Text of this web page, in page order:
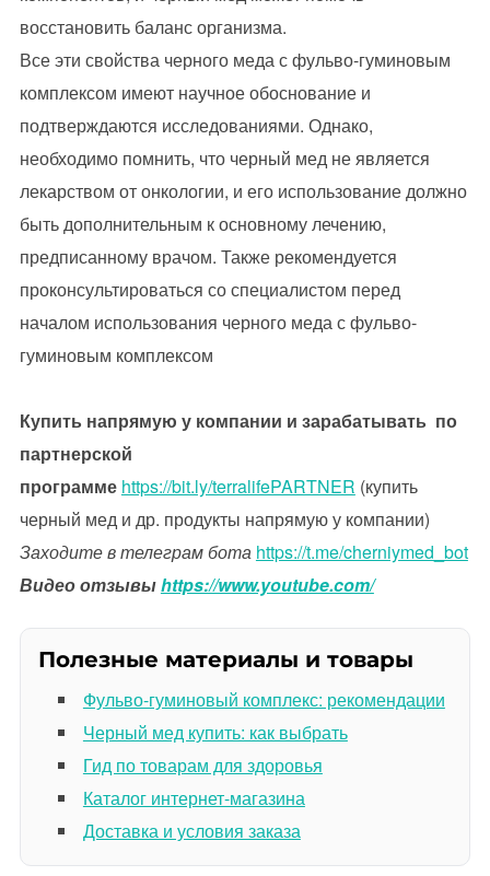
восстановить баланс организма.
Все эти свойства черного меда с фульво-гуминовым
комплексом имеют научное обоснование и
подтверждаются исследованиями. Однако,
необходимо помнить, что черный мед не является
лекарством от онкологии, и его использование должно
быть дополнительным к основному лечению,
предписанному врачом. Также рекомендуется
проконсультироваться со специалистом перед
началом использования черного меда с фульво-
гуминовым комплексом
Купить напрямую у компании и зарабатывать по
партнерской
программе https://bit.ly/terralifePARTNER (купить
черный мед и др. продукты напрямую у компании)
Заходите в телеграм бота https://t.me/cherniymed_bot
Видео отзывыhttps://www.youtube.com/
Полезные материалы и товары
Фульво-гуминовый комплекс: рекомендации
Черный мед купить: как выбрать
Гид по товарам для здоровья
Каталог интернет-магазина
Доставка и условия заказа